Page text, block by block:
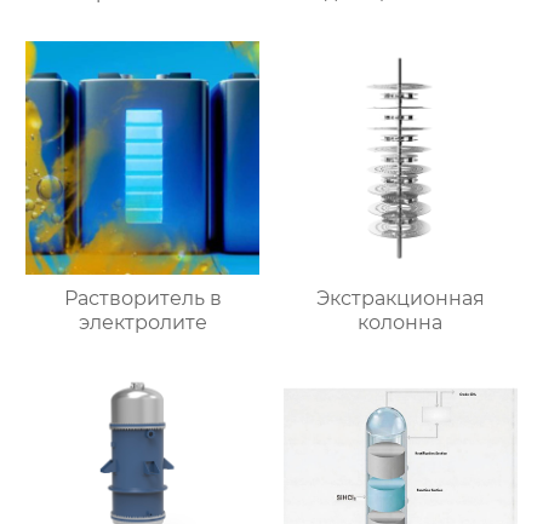
Растворитель в
электролите
Экстракционная
колонна